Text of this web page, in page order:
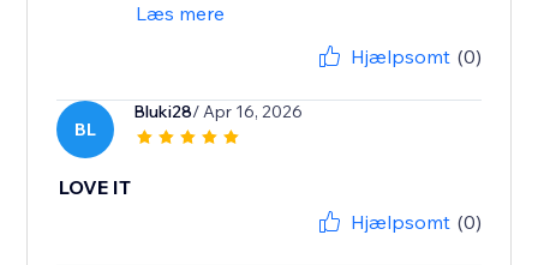
Læs mere
Hjælpsomt (0)
BL
Bluki28/ Apr 16, 2026
LOVE IT
Hjælpsomt (0)